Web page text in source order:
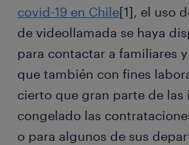
covid-19 en Chile[1], el uso
de videollamada se haya
para contactar a familiares
que también con fines
cierto que gran parte de las
congelado las
o para algunos de sus